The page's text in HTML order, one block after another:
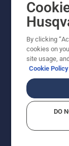
Otros
AlertLine/
By clicking
cookies on
site usage,
Cookie Policy
DO